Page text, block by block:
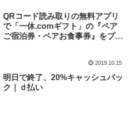
QRコード読み取りの無料アプリ
で「一休.comギフト」の『ペア
ご宿泊券・ペアお食事券』をプレ
2019.10.15
明日で終了、20%キャッシュバッ
ク｜ｄ払い